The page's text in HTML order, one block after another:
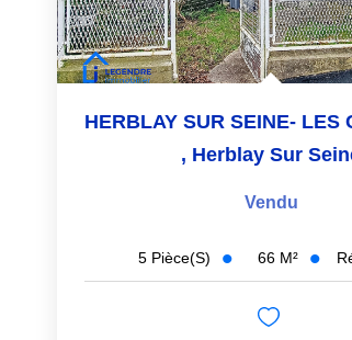
, Herblay Sur
Vendu
5 Pièce(s) 66 M²